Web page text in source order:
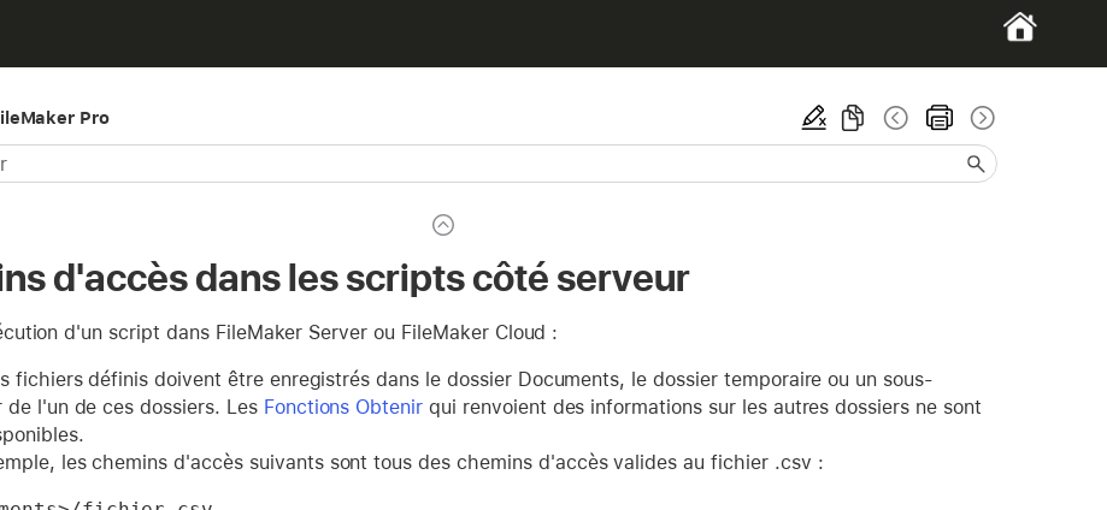
Pro
d'accès dans les scripts côté serveur
d'un script dans FileMaker Server ou FileMaker Cloud :
fichiers définis doivent être enregistrés dans le dossier Documents, le dossier temporaire ou un sous-
de l'un de ces dossiers. Les Fonctions Obtenir qui renvoient des informations sur les autres dossiers ne sont
les chemins d'accès suivants sont tous des chemins d'accès valides au fichier .csv :